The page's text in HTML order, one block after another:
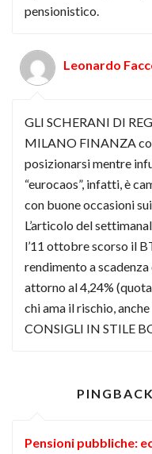
pensionistico.
Leonardo
GLI SCHERANI DI
MILANO FINANZA
posizionarsi mentre
“eurocaos”, infatti, è
con buone occasioni
L’articolo del
l’11 ottobre scorso il
rendimento a
attorno al 4,24%
chi ama il rischio,
CONSIGLI IN STILE
Pensioni pubbliche: